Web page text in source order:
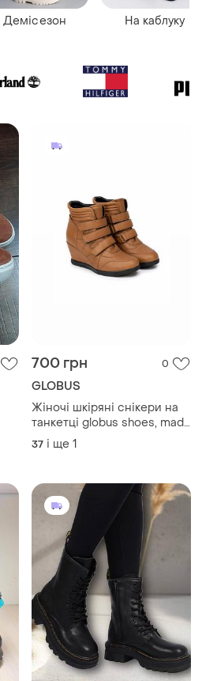
700 грн 0
GLOBUS
Жіночі шкіряні снікери на
танкетці globus shoes, made
in italy, 37–38
37 і ще 1
Демісезон На каблуку